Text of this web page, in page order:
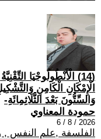
(14) الْأَنْطُولُوجْيَا
الْإِمْكَانِ الْكَامِنِ
وَالسِّتُّونَ بَعْدَ الثَّلَاثِمِائَةِ-
حمودة المعناوي
2026 / 8 / 6
الفلسفة ,علم النفس ,